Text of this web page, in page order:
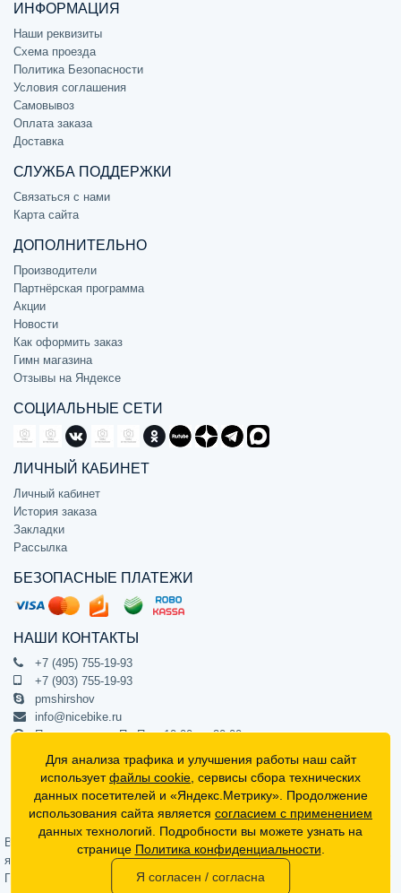
ИНФОРМАЦИЯ
Наши реквизиты
Схема проезда
Политика Безопасности
Условия соглашения
Самовывоз
Оплата заказа
Доставка
СЛУЖБА ПОДДЕРЖКИ
Связаться с нами
Карта сайта
ДОПОЛНИТЕЛЬНО
Производители
Партнёрская программа
Акции
Новости
Как оформить заказ
Гимн магазина
Отзывы на Яндексе
СОЦИАЛЬНЫЕ СЕТИ
ЛИЧНЫЙ КАБИНЕТ
Личный кабинет
История заказа
Закладки
Рассылка
БЕЗОПАСНЫЕ ПЛАТЕЖИ
НАШИ КОНТАКТЫ
+7 (495) 755-19-93
+7 (903) 755-19-93
pmshirshov
info@nicebike.ru
Прием звонков Пн-Пт с 10:00 до 20:00
ПВЗ Пн-Пт с 10:00 до 20:00
г. Москва, ул. Барклая 13с1
подъезд 1, цокольный этаж, офис 1
Официальный интернет-магазин NiceBike © 2012 - 2026
Вся информация на сайте носит ознакомительный характер, не
является публичной офертой (определяемой положениями Статьи 437
Гражданского кодекса РФ) и не может в полной мере передавать
Для анализа трафика и улучшения работы наш сайт
используетфайлы cookie , сервисы сбора технических
данных посетителей и «Яндекс.Метрику». Продолжение
использования сайта является согласием с применением
данных технологий. Подробности вы можете узнать на
странице Политика конфиденциальности
Я согласен / согласна